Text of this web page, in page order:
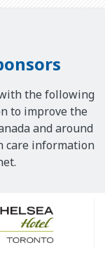
the following
to improve the
and around
care information